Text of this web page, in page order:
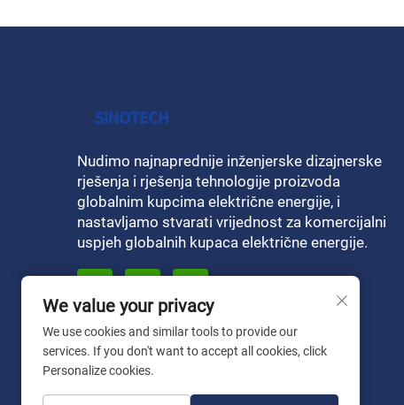
Nudimo najnaprednije inženjerske dizajnerske
rješenja i rješenja tehnologije proizvoda
globalnim kupcima električne energije, i
nastavljamo stvarati vrijednost za komercijalni
uspjeh globalnih kupaca električne energije.
We value your privacy
We use cookies and similar tools to provide our
services. If you don't want to accept all cookies, click
Personalize cookies.